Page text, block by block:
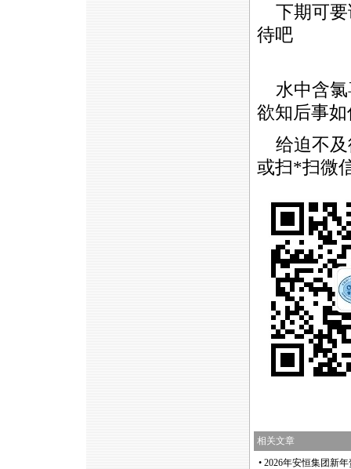
下期可要
待吧
水中含氯
欲知后事
给迫不及
或扫*扫微
相关文章
• 2026年安恒集团新